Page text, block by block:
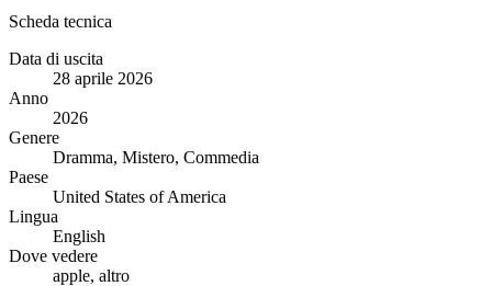
Scheda tecnica
Data di uscita
28 aprile 2026
Anno
2026
Genere
Dramma, Mistero, Commedia
Paese
United States of America
Lingua
English
Dove vedere
apple, altro